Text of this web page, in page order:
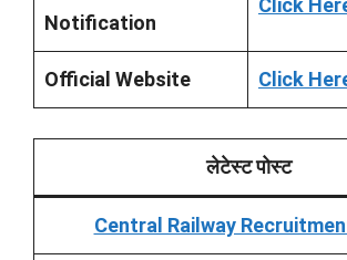
Notification
Official Website Click
लेटेस्ट पोस्ट
Central Railway